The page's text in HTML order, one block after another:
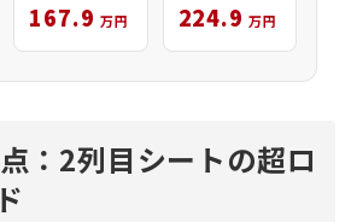
167.9 万円 224.9 万円
：2列目シートの超ロ